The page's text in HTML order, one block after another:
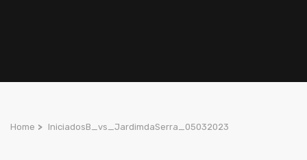
Home > IniciadosB_vs_JardimdaSerra_05032023